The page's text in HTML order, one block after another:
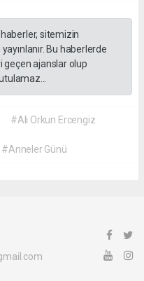
sitemizin
Bu haberlerde
geçen ajanslar olup
#Ali Orkun Ercengiz
#Anneler Günü